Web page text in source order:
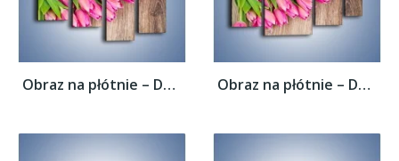
Obraz na płótnie – Do góry nogami z... Obraz na płótnie – Do góry nogami z...